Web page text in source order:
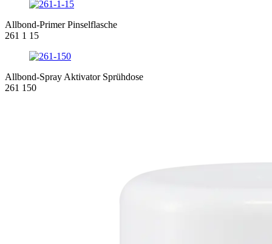
Allbond-Primer Pinselflasche
261 1 15
Allbond-Spray Aktivator Sprühdose
261 150